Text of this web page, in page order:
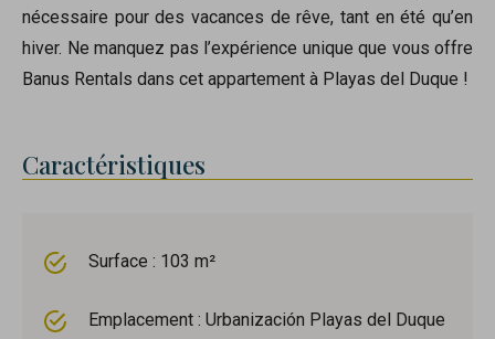
nécessaire pour des vacances de rêve, tant en été qu’en
hiver. Ne manquez pas l’expérience unique que vous offre
Banus Rentals dans cet appartement à Playas del Duque !
Caractéristiques
Surface : 103 m²
Emplacement : Urbanización Playas del Duque